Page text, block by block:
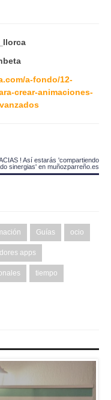
a-fondo/12-
crear-animaciones-
! Así estarás 'compartiendo
sinergias' en muñozparreño.es
Guías ocio
apps
tiempo